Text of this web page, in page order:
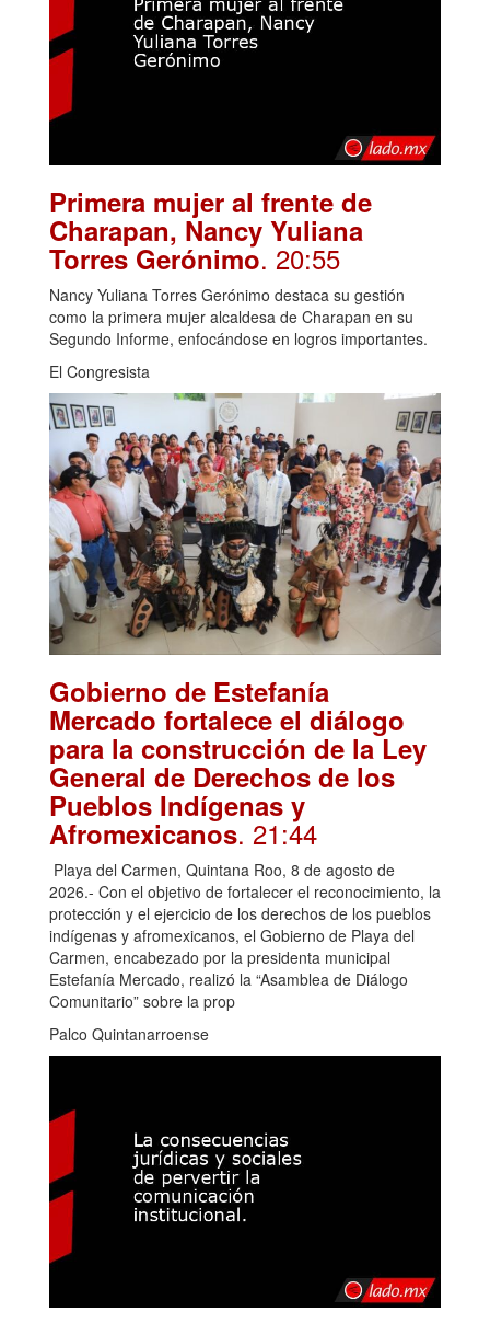
Primera mujer al frente de
Charapan, Nancy Yuliana
Torres Gerónimo. 20:55
Nancy Yuliana Torres Gerónimo destaca su gestión
como la primera mujer alcaldesa de Charapan en su
Segundo Informe, enfocándose en logros importantes.
El Congresista
Gobierno de Estefanía
Mercado fortalece el diálogo
para la construcción de la Ley
General de Derechos de los
Pueblos Indígenas y
Afromexicanos. 21:44
Playa del Carmen, Quintana Roo, 8 de agosto de
2026.- Con el objetivo de fortalecer el reconocimiento, la
protección y el ejercicio de los derechos de los pueblos
indígenas y afromexicanos, el Gobierno de Playa del
Carmen, encabezado por la presidenta municipal
Estefanía Mercado, realizó la “Asamblea de Diálogo
Comunitario” sobre la prop
Palco Quintanarroense